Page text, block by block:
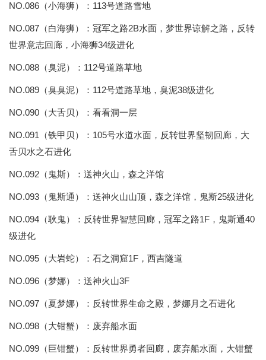
NO.086（小海狮）：113号道路雪地
NO.087（白海狮）：冠军之路2B水面，梦世界谅解之路，反转
世界意志回廊，小海狮34级进化
NO.088（臭泥）：112号道路草地
NO.089（臭臭泥）：112号道路草地，臭泥38级进化
NO.090（大舌贝）：看看洞一层
NO.091（铁甲贝）：105号水道水面，反转世界坚韧回廊，大
舌贝水之石进化
NO.092（鬼斯）：送神火山，森之洋馆
NO.093（鬼斯通）：送神火山山顶，森之洋馆，鬼斯25级进化
NO.094（耿鬼）：反转世界智慧回廊，冠军之路1F，鬼斯通40
级进化
NO.095（大岩蛇）：石之洞窟1F，西吉隧道
NO.096（梦娜）：送神火山3F
NO.097（夏梦娜）：反转世界生命之殿，梦娜月之石进化
NO.098（大钳蟹）：废弃船水面
NO.099（巨钳蟹）：反转世界勇者回廊，废弃船水面，大钳蟹